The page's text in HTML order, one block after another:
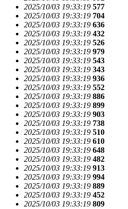
2025/10/03 19:33:19 577
2025/10/03 19:33:19 704
2025/10/03 19:33:19 636
2025/10/03 19:33:19 432
2025/10/03 19:33:19 526
2025/10/03 19:33:19 979
2025/10/03 19:33:19 543
2025/10/03 19:33:19 343
2025/10/03 19:33:19 936
2025/10/03 19:33:19 552
2025/10/03 19:33:19 886
2025/10/03 19:33:19 899
2025/10/03 19:33:19 903
2025/10/03 19:33:19 738
2025/10/03 19:33:19 510
2025/10/03 19:33:19 610
2025/10/03 19:33:19 648
2025/10/03 19:33:19 482
2025/10/03 19:33:19 913
2025/10/03 19:33:19 994
2025/10/03 19:33:19 889
2025/10/03 19:33:19 452
2025/10/03 19:33:19 809